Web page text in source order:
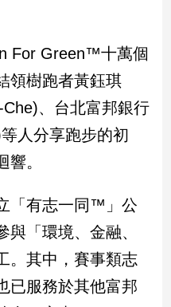
For Green™十萬個
領樹跑者黃鈺琪
、台北富邦銀行
人分享跑步的初
。
「有志一同™」公
「環境、金融、
。其中，賽事類志
已服務於其他富邦